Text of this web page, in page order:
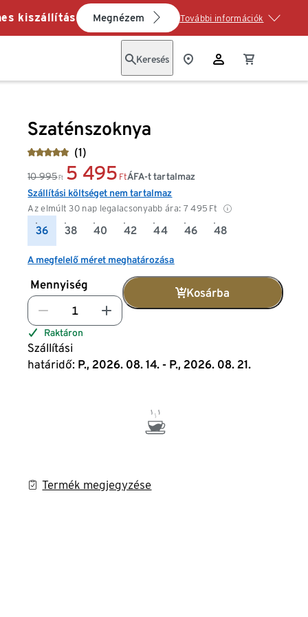
kiszállítás Megnézem További információk
Keresés
Szaténszoknya
(1)
10 995 Ft 5 495 Ft
Az elmúlt 30 nap legalacsonyabb ára: 7 495 Ft
ÁFA-t tartalmaz
Szállítási költséget nem tartalmaz
36 38 40 42 44 46 48
A megfelelő méret meghatározása
Mennyiség
Kosárba
Raktáron
Szállítási
határidő: P., 2026. 08. 14. - P., 2026. 08. 21.
Termék megjegyzése